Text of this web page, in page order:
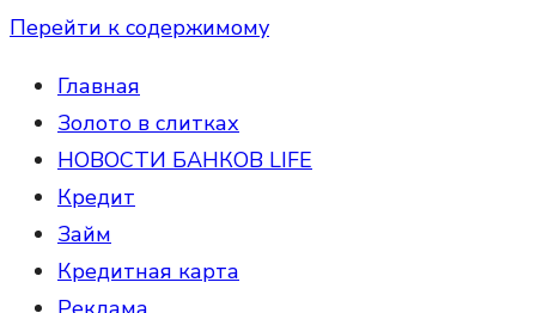
Перейти к содержимому
Главная
Золото в слитках
НОВОСТИ БАНКОВ LIFE
Кредит
Займ
Кредитная карта